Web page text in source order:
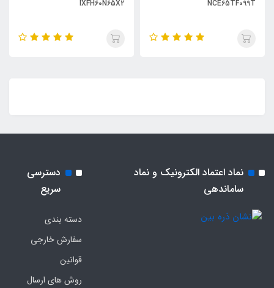
NCE65TF099T
IXFH60N65X2
نماد اعتماد الکترونیک و نماد
ساماندهی
دسترسی
سریع
دسته بندی
سفارش خارجی
قوانین
روش های ارسال